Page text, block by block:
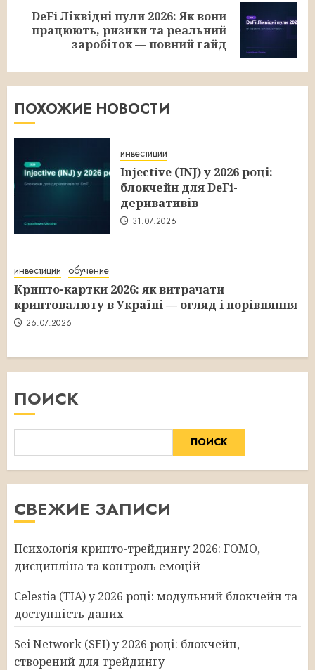
Следующая
DeFi Ліквідні пули 2026: Як вони
працюють, ризики та реальний
заробіток — повний гайд
ПОХОЖИЕ НОВОСТИ
инвестиции
Injective (INJ) у 2026 році:
блокчейн для DeFi-
деривативів
31.07.2026
инвестиции обучение
Крипто-картки 2026: як витрачати
криптовалюту в Україні — огляд і порівняння
26.07.2026
ПОИСК
ПОИСК
СВЕЖИЕ ЗАПИСИ
Психологія крипто-трейдингу 2026: FOMO,
дисципліна та контроль емоцій
Celestia (TIA) у 2026 році: модульний блокчейн та
доступність даних
Sei Network (SEI) у 2026 році: блокчейн,
створений для трейдингу